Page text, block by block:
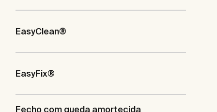
EasyClean®
EasyFix®
Fecho com queda amortecida